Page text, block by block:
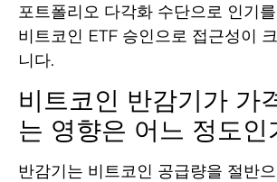
포트폴리오 다각화 수단으로 인기
비트코인 ETF 승인으로 접근성이
니다.
비트코인 반감기가 가
는 영향은 어느 정도인
반감기는 비트코인 공급량을 절반